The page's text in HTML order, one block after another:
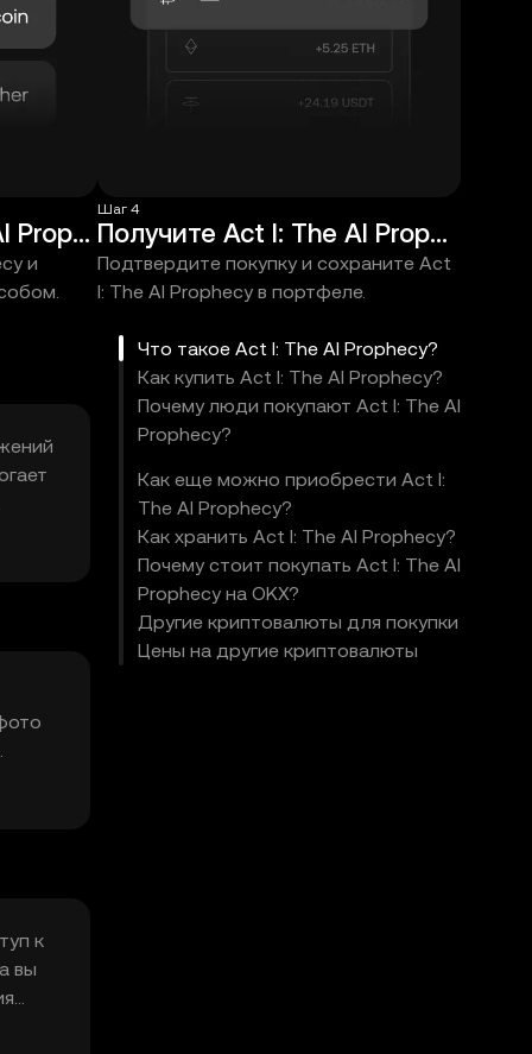
Выберите Act I: The AI Prophecy
и
Шаг 4
Получите Act I: The AI Prophecy
Подтвердите покупку и сохраните Act
I: The AI Prophecy в портфеле.
Act
к
вы
Что такое Act I: The AI Prophecy?
Как купить Act I: The AI Prophecy?
Почему люди покупают Act I: The AI
Prophecy?
Как еще можно приобрести Act I:
The AI Prophecy?
Как хранить Act I: The AI Prophecy?
Почему стоит покупать Act I: The AI
Prophecy на OKX?
Другие криптовалюты для покупки
Цены на другие криптовалюты